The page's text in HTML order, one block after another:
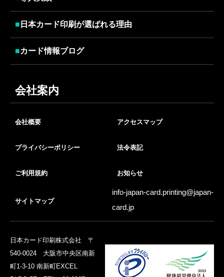
■ 日本カード印刷が選ばれる理由
■カード情報ブログ
会社案内
会社概要 アクセスマップ
プライバシーポリシー 法令表記
ご利用規約 お知らせ
サイトマップ
info-japan-card.printing@japan-
card.jp
日本カード印刷株式会社 〒
540-0024 大阪市中央区南新
町1-3-10 南新町EXCEL